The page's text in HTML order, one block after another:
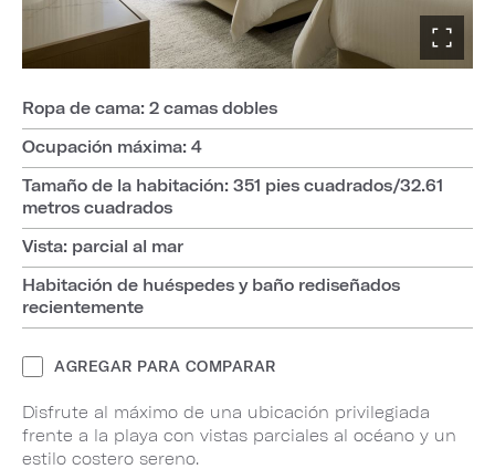
Ropa de cama: 2 camas dobles
Ocupación máxima: 4
Tamaño de la habitación: 351 pies cuadrados/32.61
metros cuadrados
Vista: parcial al mar
Habitación de huéspedes y baño rediseñados
recientemente
AGREGAR PARA COMPARAR
Disfrute al máximo de una ubicación privilegiada
frente a la playa con vistas parciales al océano y un
estilo costero sereno.